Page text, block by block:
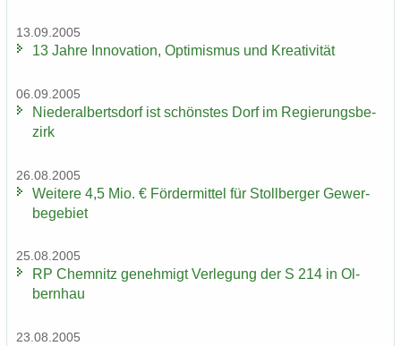
13.09.2005
13 Jahre In­no­va­ti­on, Op­ti­mis­mus und Krea­ti­vi­tät
06.09.2005
Nie­der­al­berts­dorf ist schöns­tes Dorf im Re­gie­rungs­be­
zirk
26.08.2005
Wei­te­re 4,5 Mio. € För­der­mit­tel für Stoll­ber­ger Ge­wer­
be­ge­biet
25.08.2005
RP Chem­nitz ge­neh­migt Ver­le­gung der S 214 in Ol­
bern­hau
23.08.2005